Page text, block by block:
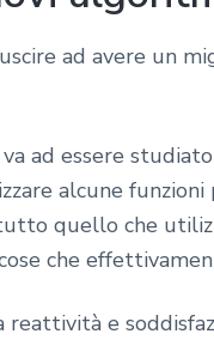
ad avere un
ad essere
alcune
quello che
che
e